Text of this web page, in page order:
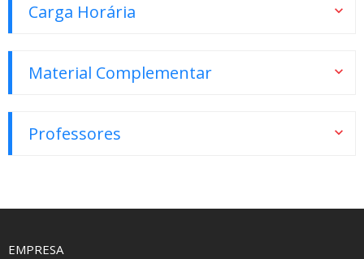
Carga Horária
Material Complementar
Professores
EMPRESA